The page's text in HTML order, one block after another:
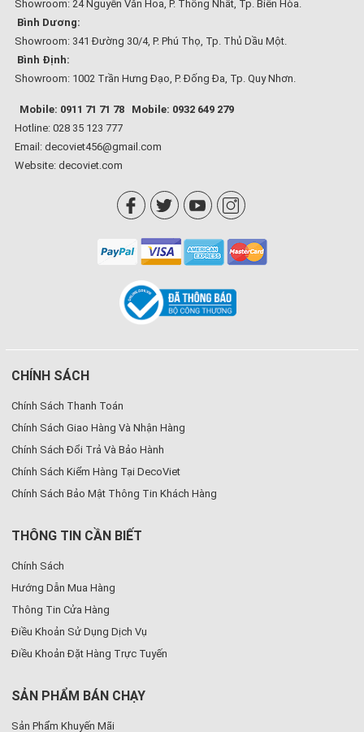
Showroom: 24 Nguyễn Văn Hoa, P. Thống Nhất, Tp. Biên Hòa.
Bình Dương:
Showroom: 341 Đường 30/4, P. Phú Thọ, Tp. Thủ Dầu Một.
Bình Định:
Showroom: 1002 Trần Hưng Đạo, P. Đống Đa, Tp. Quy Nhơn.
Mobile: 0911 71 71 78
Mobile: 0932 649 279
Hotline: 028 35 123 777
Email: decoviet456@gmail.com
Website: decoviet.com
CHÍNH SÁCH
Chính Sách Thanh Toán
Chính Sách Giao Hàng Và Nhận Hàng
Chính Sách Đổi Trả Và Bảo Hành
Chính Sách Kiểm Hàng Tại DecoViet
Chính Sách Bảo Mật Thông Tin Khách Hàng
THÔNG TIN CẦN BIẾT
Chính Sách
Hướng Dẫn Mua Hàng
Thông Tin Cửa Hàng
Điều Khoản Sử Dụng Dịch Vụ
Điều Khoản Đặt Hàng Trực Tuyến
SẢN PHẨM BÁN CHẠY
Sản Phẩm Khuyến Mãi